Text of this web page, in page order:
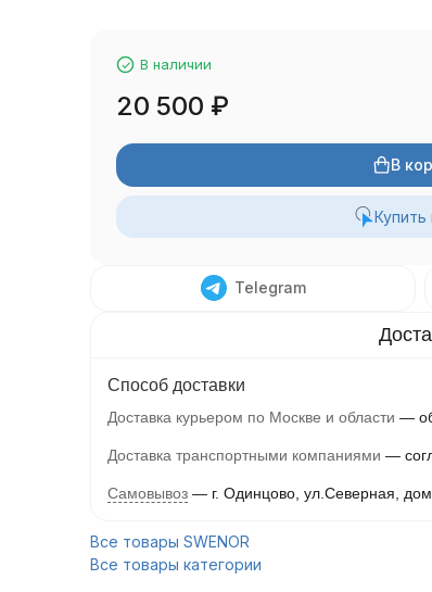
В наличии
20 500 ₽
В
Купить
Telegram
Способ доставки
Доставка курьером по Москве и области
Доставка транспортными компаниями
Самовывоз г. Одинцово, ул.Северная,
Все товары SWENOR
Все товары категории